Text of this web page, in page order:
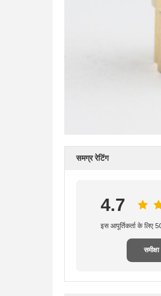
समग्र रेटिंग
4.7
इस आपूर्तिकर्ता के लिए